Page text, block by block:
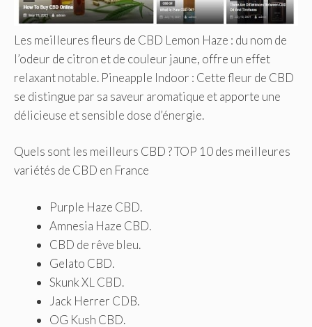
Les meilleures fleurs de CBD Lemon Haze : du nom de
l’odeur de citron et de couleur jaune, offre un effet
relaxant notable. Pineapple Indoor : Cette fleur de CBD
se distingue par sa saveur aromatique et apporte une
délicieuse et sensible dose d’énergie.
Quels sont les meilleurs CBD ? TOP 10 des meilleures
variétés de CBD en France
Purple Haze CBD.
Amnesia Haze CBD.
CBD de rêve bleu.
Gelato CBD.
Skunk XL CBD.
Jack Herrer CDB.
OG Kush CBD.